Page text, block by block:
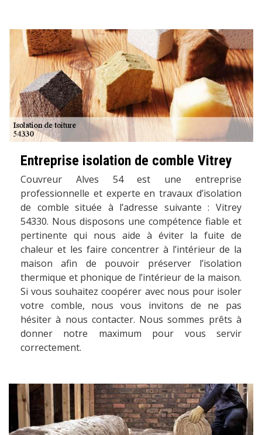
Entreprise isolation de comble Vitrey
Couvreur Alves 54 est une entreprise
professionnelle et experte en travaux d’isolation
de comble située à l’adresse suivante : Vitrey
54330. Nous disposons une compétence fiable et
pertinente qui nous aide à éviter la fuite de
chaleur et les faire concentrer à l’intérieur de la
maison afin de pouvoir préserver l’isolation
thermique et phonique de l’intérieur de la maison.
Si vous souhaitez coopérer avec nous pour isoler
votre comble, nous vous invitons de ne pas
hésiter à nous contacter. Nous sommes prêts à
donner notre maximum pour vous servir
correctement.